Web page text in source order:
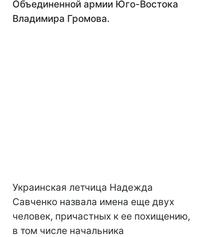
Объединенной армии Юго-Востока
Владимира Громова.
Украинская летчица Надежда
Савченко назвала имена еще двух
человек, причастных к ее похищению,
в том числе начальника